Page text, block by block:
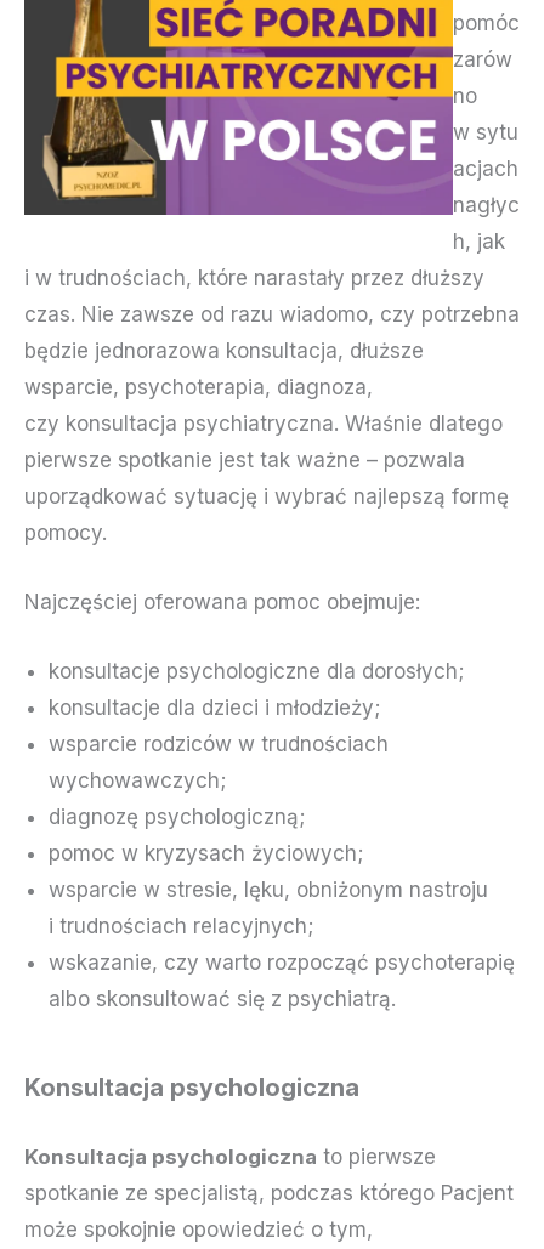
pomóc
zarów
no
w sytu
acjach
nagłyc
h, jak
i w trudnościach, które narastały przez dłuższy
czas. Nie zawsze od razu wiadomo, czy potrzebna
będzie jednorazowa konsultacja, dłuższe
wsparcie, psychoterapia, diagnoza,
czy konsultacja psychiatryczna. Właśnie dlatego
pierwsze spotkanie jest tak ważne – pozwala
uporządkować sytuację i wybrać najlepszą formę
pomocy.
Najczęściej oferowana pomoc obejmuje:
konsultacje psychologiczne dla dorosłych;
konsultacje dla dzieci i młodzieży;
wsparcie rodziców w trudnościach
wychowawczych;
diagnozę psychologiczną;
pomoc w kryzysach życiowych;
wsparcie w stresie, lęku, obniżonym nastroju
i trudnościach relacyjnych;
wskazanie, czy warto rozpocząć psychoterapię
albo skonsultować się z psychiatrą.
Konsultacja psychologiczna
Konsultacja psychologiczna to pierwsze
spotkanie ze specjalistą, podczas którego Pacjent
może spokojnie opowiedzieć o tym,